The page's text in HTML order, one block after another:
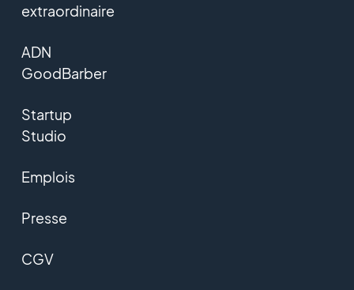
extraordinaire
ADN
GoodBarber
Startup
Studio
Emplois
Presse
CGV